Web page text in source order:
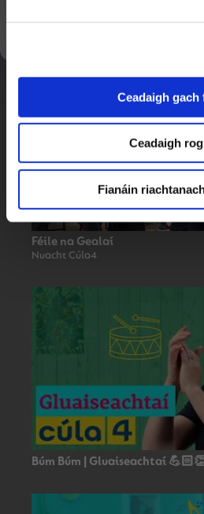
Ceadaigh gach
Ceadaigh
Fianáin
Blitz Comórtas sa Staid Aviva
Féile na Gealaí
Nuacht Cúla4
Búm Búm | Gluaiseachtaí